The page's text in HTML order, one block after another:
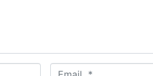
Email